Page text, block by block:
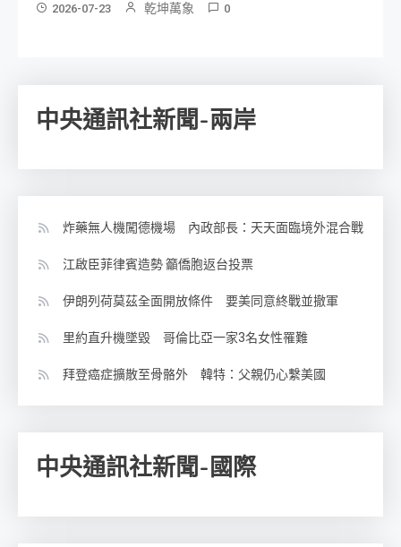
2026-07-23 乾坤萬象 0
中央通訊社新聞-兩岸
炸藥無人機闖德機場 內政部長：天天面臨境外混合戰
江啟臣菲律賓造勢 籲僑胞返台投票
伊朗列荷莫茲全面開放條件 要美同意終戰並撤軍
里約直升機墜毀 哥倫比亞一家3名女性罹難
拜登癌症擴散至骨骼外 韓特：父親仍心繫美國
中央通訊社新聞-國際